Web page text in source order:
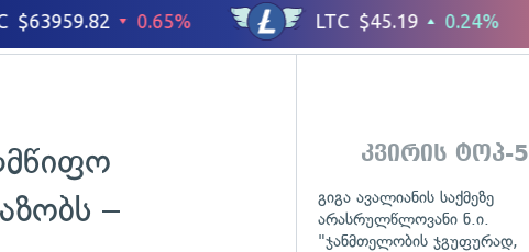
–
კვირის ტოპ-5
გიგა ავალიანის საქმეზე
არასრულწლოვანი ნ.ი.
"ჯანმთელობის ჯგუფურად,